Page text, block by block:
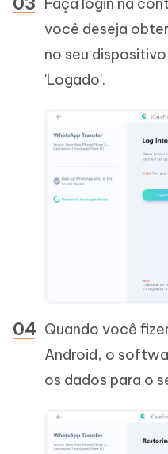
Faça login na
você deseja
no seu
'Logado'.
Quando você
Android, o
os dados para o